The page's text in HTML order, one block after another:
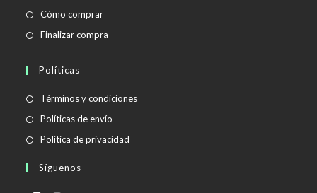
Cómo comprar
Finalizar compra
Políticas
Términos y condicionesSe
Políticas de envío
abre
Política de privacidad
Síguenos